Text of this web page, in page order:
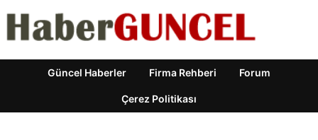
Güncel Haberler Firma Rehberi Forum
Çerez Politikası